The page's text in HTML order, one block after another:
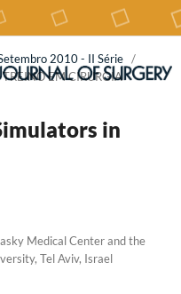
2010 - II Série /
EM CIRURGIA
in
Medical Center and the
Tel Aviv, Israel